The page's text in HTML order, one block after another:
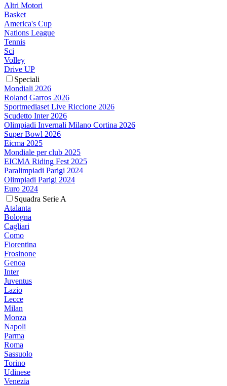
Altri Motori
Basket
America's Cup
Nations League
Tennis
Sci
Volley
Drive UP
Speciali
Mondiali 2026
Roland Garros 2026
Sportmediaset Live Riccione 2026
Scudetto Inter 2026
Olimpiadi Invernali Milano Cortina 2026
Super Bowl 2026
Eicma 2025
Mondiale per club 2025
EICMA Riding Fest 2025
Paralimpiadi Parigi 2024
Olimpiadi Parigi 2024
Euro 2024
Squadra Serie A
Atalanta
Bologna
Cagliari
Como
Fiorentina
Frosinone
Genoa
Inter
Juventus
Lazio
Lecce
Milan
Monza
Napoli
Parma
Roma
Sassuolo
Torino
Udinese
Venezia